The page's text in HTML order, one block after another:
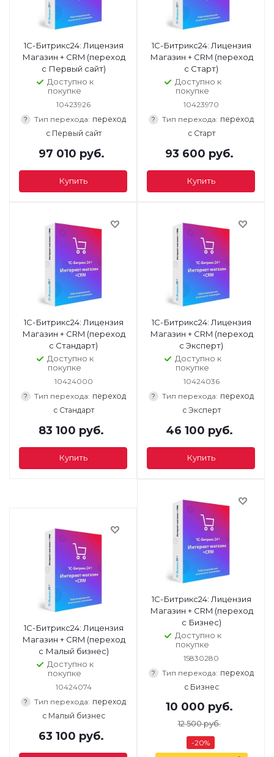
1С-Битрикс24: Лицензия
Магазин + CRM (переход
с Первый сайт)
Доступно к
покупке
10423926
? Тип перехода: переход
с Первый сайт
97 010 руб.
Купить
1С-Битрикс24: Лицензия
Магазин + CRM (переход
с Старт)
Доступно к
покупке
10423970
? Тип перехода: переход
с Старт
93 600 руб.
Купить
1С-Битрикс24: Лицензия
Магазин + CRM (переход
с Стандарт)
Доступно к
покупке
10424000
? Тип перехода: переход
с Стандарт
83 100 руб.
Купить
1С-Битрикс24: Лицензия
Магазин + CRM (переход
с Эксперт)
Доступно к
покупке
10424036
? Тип перехода: переход
с Эксперт
46 100 руб.
Купить
1С-Битрикс24: Лицензия
Магазин + CRM (переход
с Малый бизнес)
Доступно к
покупке
10424074
? Тип перехода: переход
с Малый бизнес
63 100 руб.
1С-Битрикс24: Лицензия
Магазин + CRM (переход
с Бизнес)
Доступно к
покупке
15830280
? Тип перехода: переход
с Бизнес
10 000 руб.
12 500руб.
-20%